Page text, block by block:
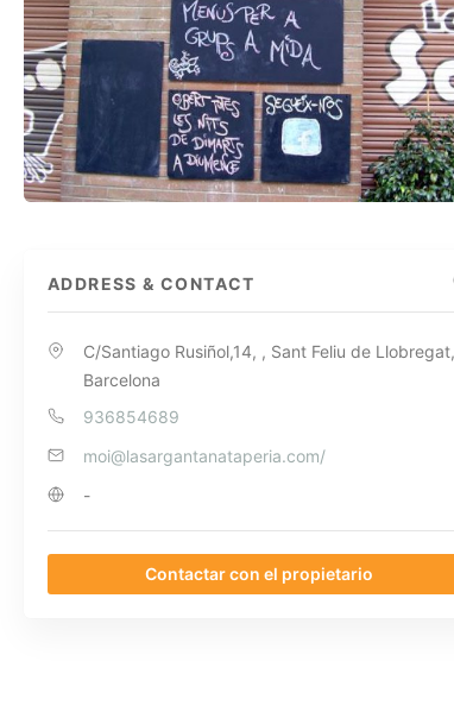
ADDRESS & CONTACT
C/Santiago Rusiñol,14, , Sant Feliu de Llobregat,
Barcelona
936854689
moi@lasargantanataperia.com/
-
Contactar con el propietario